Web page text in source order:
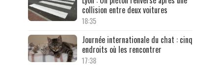
collision entre deux voitures
18:35
Journée internationale du chat : cinq
endroits où les rencontrer
17:38